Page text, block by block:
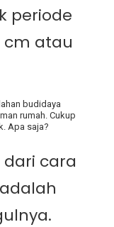
periode
cm atau
budidaya
rumah. Cukup
Apa saja?
cara